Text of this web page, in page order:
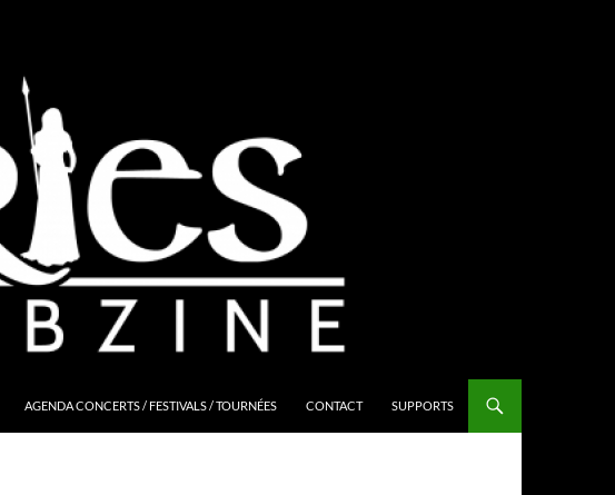
AGENDA CONCERTS / FESTIVALS / TOURNÉES CONTACT SUPPORTS